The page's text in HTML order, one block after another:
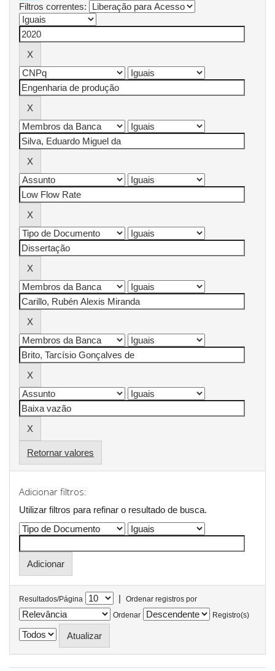
Filtros correntes:
Retornar valores
Adicionar filtros:
Utilizar filtros para refinar o resultado de busca.
Resultados/Página |
Ordenar registros por
Ordenar
Registro(s)